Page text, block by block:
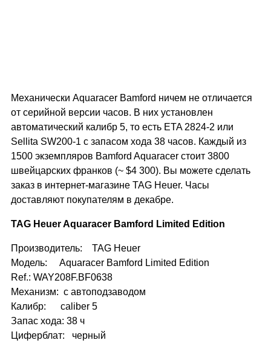
Механически Aquaracer Bamford ничем не отличается
от серийной версии часов. В них установлен
автоматический калибр 5, то есть ETA 2824-2 или
Sellita SW200-1 с запасом хода 38 часов. Каждый из
1500 экземпляров Bamford Aquaracer стоит 3800
швейцарских франков (~ $4 300). Вы можете сделать
заказ в интернет-магазине TAG Heuer. Часы
доставляют покупателям в декабре.
TAG Heuer Aquaracer Bamford Limited Edition
Производитель: TAG Heuer
Модель: Aquaracer Bamford Limited Edition
Ref.: WAY208F.BF0638
Механизм: с автоподзаводом
Калибр: caliber 5
Запас хода: 38 ч
Циферблат: черный